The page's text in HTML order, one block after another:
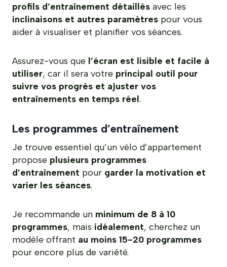
profils d’entraînement détaillés avec les
inclinaisons et autres paramètres pour vous
aider à visualiser et planifier vos séances.
Assurez-vous que l’écran est lisible et facile à
utiliser, car il sera votre principal outil pour
suivre vos progrès et ajuster vos
entraînements en temps réel.
Les programmes d’entraînement
Je trouve essentiel qu’un vélo d’appartement
propose plusieurs programmes
d’entraînement pour garder la motivation et
varier les séances.
Je recommande un minimum de 8 à 10
programmes, mais idéalement, cherchez un
modèle offrant au moins 15-20 programmes
pour encore plus de variété.